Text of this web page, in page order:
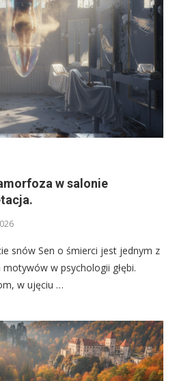
w salonie
snów Sen o śmierci jest jednym z
w psychologii głębi.
w ujęciu …